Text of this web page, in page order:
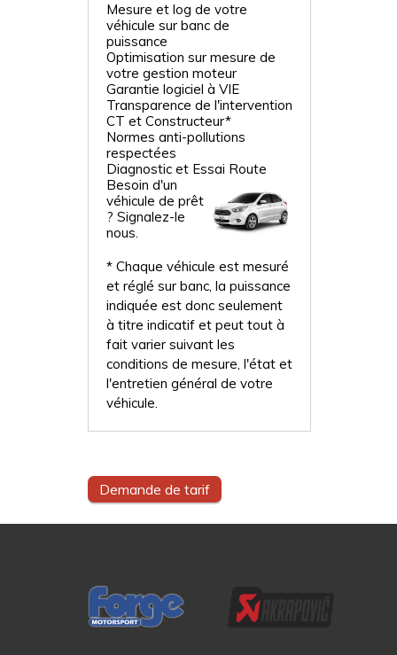
Mesure et log de votre
véhicule sur banc de
puissance
Optimisation sur mesure de
votre gestion moteur
Garantie logiciel à VIE
Transparence de l'intervention
CT et Constructeur*
Normes anti-pollutions
respectées
Diagnostic et Essai Route
Besoin d'un
véhicule de prêt
? Signalez-le
nous.
* Chaque véhicule est mesuré
et réglé sur banc, la puissance
indiquée est donc seulement
à titre indicatif et peut tout à
fait varier suivant les
conditions de mesure, l'état et
l'entretien général de votre
véhicule.
Demande de tarif